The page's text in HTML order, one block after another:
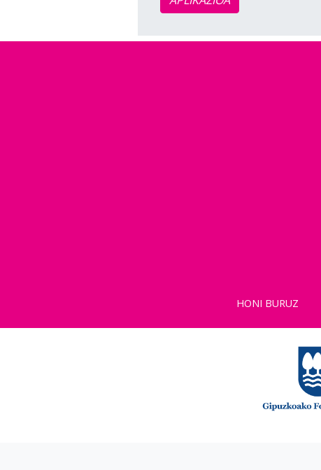
HONI BURUZ